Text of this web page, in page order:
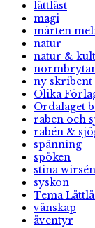
lättläst
magi
mårten
natur
natur &
ny skribent
Olika
Ordalaget
raben och
rabén &
spänning
spöken
stina wirsén
syskon
Tema
vänskap
äventyr